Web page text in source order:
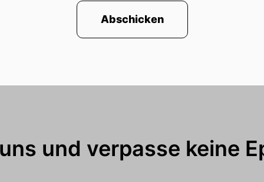
nicht loyal sein aber hat vielleicht kann mehr
am Kernpunkt.
sehr gut Franzi.
Abschicken
und verpasse keine